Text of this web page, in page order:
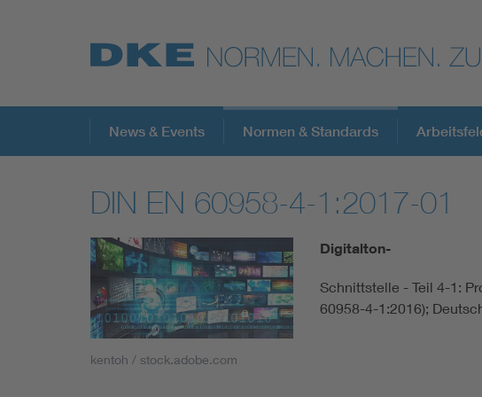
Top-Themen
VDE Fokusthemen
Digital Security
Energy
Health
News & Events Normen & Standards
DIN EN 60958-4-1:2017-01
kentoh / stock.adobe.com
Digitalton-
Schnittstelle - Teil 4-1:
60958-4-1:2016);